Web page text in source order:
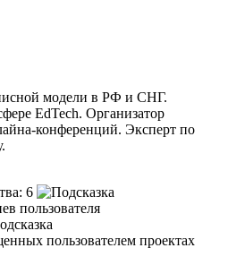
модели в РФ и СНГ.
EdTech. Организатор
конференций. Эксперт по
6
пользователя
пользователем проектах